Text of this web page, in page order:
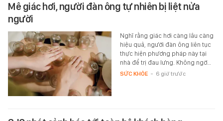
Mê giác hơi, người đàn ông tự nhiên bị liệt nửa
người
Nghĩ rằng giác hơi càng lâu càng
hiệu quả, người đàn ông liên tục
thực hiện phương pháp này tại
nhà để trị đau lưng. Không ngờ…
SỨC KHỎE - 6 giờ trước